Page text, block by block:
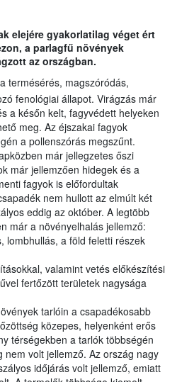
elejére gyakorlatilag véget ért
a parlagfű növények
az országban.
termésérés, magszóródás,
fenológiai állapot. Virágzás már
a későn kelt, fagyvédett helyeken
meg. Az éjszakai fagyok
a pollenszórás megszűnt.
már jellegzetes őszi
már jellemzően hidegek és a
fagyok is előfordultak
nem hullott az elmúlt két
eddig az október. A legtöbb
már a növényelhalás jellemző:
lombhullás, a föld feletti részek
valamint vetés előkészítési
fertőzött területek nagysága
tarlóin a csapadékosabb
közepes, helyenként erős
térségekben a tarlók többségén
volt jellemző. Az ország nagy
időjárás volt jellemző, emiatt